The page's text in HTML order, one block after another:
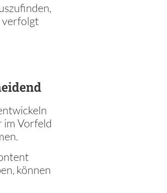
verfolgt
im Vorfeld
können